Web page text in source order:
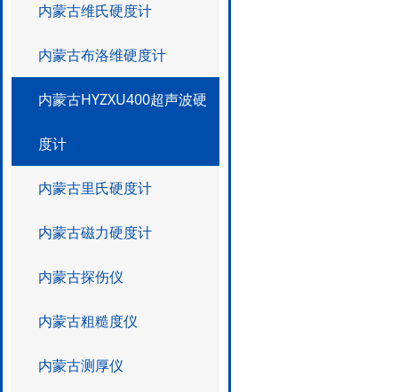
内蒙古维氏硬度计
内蒙古布洛维硬度计
内蒙古HYZXU400超声波硬
度计
内蒙古里氏硬度计
内蒙古磁力硬度计
内蒙古探伤仪
内蒙古粗糙度仪
内蒙古测厚仪